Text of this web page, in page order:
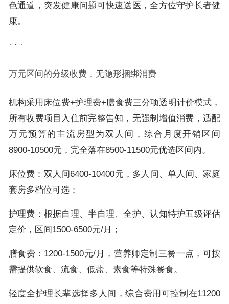
色通道，突发健康问题可快速送医，全方位守护长者健
康。
· · ·
万元区间的分级收费，无隐形捆绑消费
机构采用床位费+护理费+膳食费三分项透明计价模式，
所有收费项目入住前完整告知，无强制增值消费，适配
万元预算的主流房型为双人间，综合月度开销区间
8900-10500元，完全落在8500-11500元优选区间内。
床位费：双人间6400-10400元，多人间、单人间、家庭
套房多档位可选；
护理费：根据自理、半自理、全护、认知特护五级评估
定价，区间1500-6500元/月；
膳食费：1200-1500元/月，营养师定制三餐一点，可按
需提供软食、流食、低盐、素食等特殊餐食。
轻度全护理长辈选择多人间，综合费用可控制在11200